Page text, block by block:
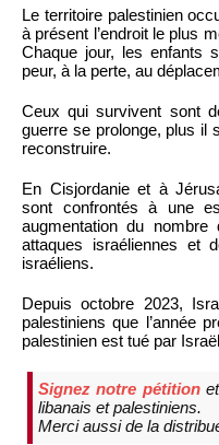
Le territoire palestinien
à présent l’endroit le plus
Chaque jour, les enfants
peur, à la perte, au
Ceux qui survivent sont
guerre se prolonge, plus il
reconstruire.
En Cisjordanie et à
sont confrontés à une
augmentation du
attaques israéliennes et
israéliens.
Depuis octobre 2023,
palestiniens que l’année
palestinien est tué par
Signez notre pétitionet
libanais et palestiniens.
Merci aussi de la